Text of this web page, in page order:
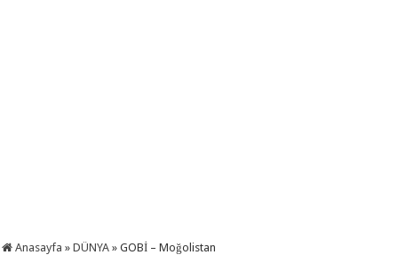
Anasayfa » DÜNYA » GOBİ – Moğolistan